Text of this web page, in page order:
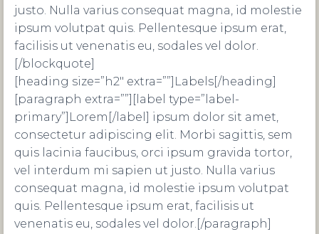
justo. Nulla varius consequat magna, id molestie
ipsum volutpat quis. Pellentesque ipsum erat,
facilisis ut venenatis eu, sodales vel dolor.
[/blockquote]
[heading size=”h2″ extra=””]Labels[/heading]
[paragraph extra=””][label type=”label-
primary”]Lorem[/label] ipsum dolor sit amet,
consectetur adipiscing elit. Morbi sagittis, sem
quis lacinia faucibus, orci ipsum gravida tortor,
vel interdum mi sapien ut justo. Nulla varius
consequat magna, id molestie ipsum volutpat
quis. Pellentesque ipsum erat, facilisis ut
venenatis eu, sodales vel dolor.[/paragraph]